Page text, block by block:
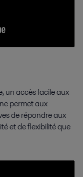
un accès facile aux
permet aux
de répondre aux
et de flexibilité que